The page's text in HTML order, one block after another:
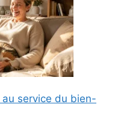
service du bien-